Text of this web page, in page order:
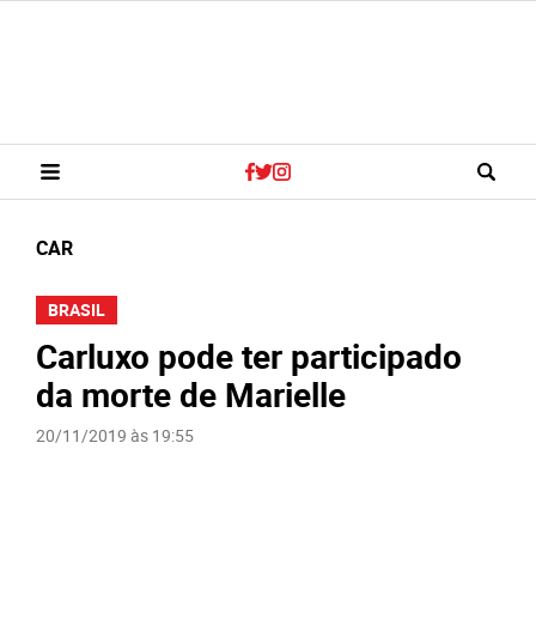
CAR
BRASIL
Carluxo pode ter participado
da morte de Marielle
20/11/2019 às 19:55